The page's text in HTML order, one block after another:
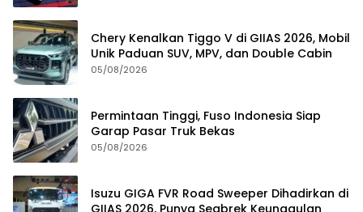
Chery Kenalkan Tiggo V di GIIAS 2026, Mobil
Unik Paduan SUV, MPV, dan Double Cabin
05/08/2026
Permintaan Tinggi, Fuso Indonesia Siap
Garap Pasar Truk Bekas
05/08/2026
Isuzu GIGA FVR Road Sweeper Dihadirkan di